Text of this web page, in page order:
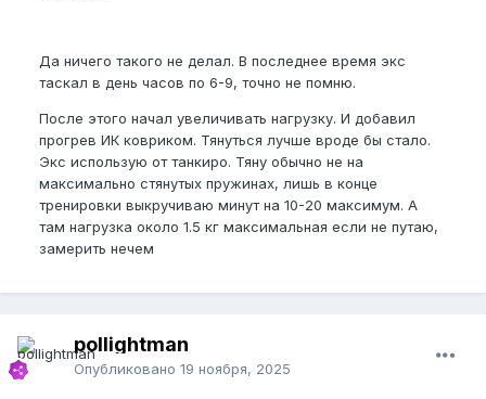
Да ничего такого не делал. В последнее время экс
таскал в день часов по 6-9, точно не помню.
После этого начал увеличивать нагрузку. И добавил
прогрев ИК ковриком. Тянуться лучше вроде бы стало.
Экс использую от танкиро. Тяну обычно не на
максимально стянутых пружинах, лишь в конце
тренировки выкручиваю минут на 10-20 максимум. А
там нагрузка около 1.5 кг максимальная если не путаю,
замерить нечем
pollightman
Опубликовано 19 ноября, 2025